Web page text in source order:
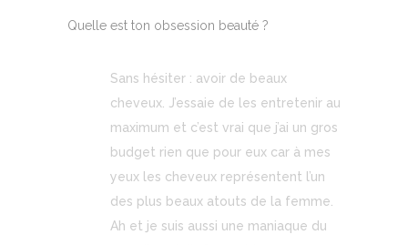
Quelle est ton obsession beauté ?
Sans hésiter : avoir de beaux
cheveux. J’essaie de les entretenir au
maximum et c’est vrai que j’ai un gros
budget rien que pour eux car à mes
yeux les cheveux représentent l’un
des plus beaux atouts de la femme.
Ah et je suis aussi une maniaque du